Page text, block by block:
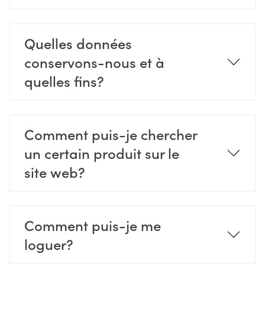
Quelles données
conservons-nous et à
quelles fins?
Comment puis-je chercher
un certain produit sur le
site web?
Comment puis-je me
loguer?